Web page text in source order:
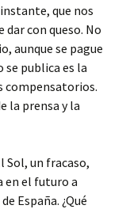
que nos
con queso. No
aunque se pague
se publica es la
compensatorios.
la prensa y la
Sol, un fracaso,
en el futuro a
España. ¿Qué